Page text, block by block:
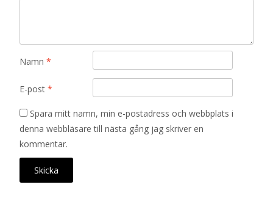
Namn *
E-post *
Spara mitt namn, min e-postadress och webbplats i
denna webbläsare till nästa gång jag skriver en
kommentar.